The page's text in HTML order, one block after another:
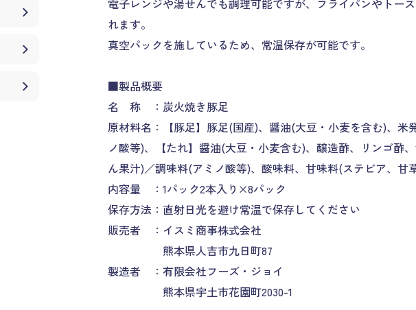
電子レンジや湯せんでも調理可能ですが、フライパンやトー
れます。
真空パックを施しているため、常温保存が可能です。
■製品概要
名 称 ：炭火焼き豚足
原材料名：【豚足】豚足(国産)、醤油(大豆・小麦を含む)、
ノ酸等)、【たれ】醤油(大豆・小麦含む)、醸造酢、リンゴ酢
ん果汁)／調味料(アミノ酸等)、酸味料、甘味料(ステビア、甘
内容量 ：1パック2本入り×8パック
保存方法：直射日光を避け常温で保存してください
販売者 ：イスミ商事株式会社
熊本県人吉市九日町87
製造者 ：有限会社フーズ・ジョイ
熊本県宇土市花園町2030-1